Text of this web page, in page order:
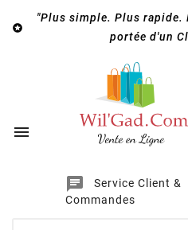

"Plus simple. Plus rapide.
portée d'un

chat
Service Client &
Commandes